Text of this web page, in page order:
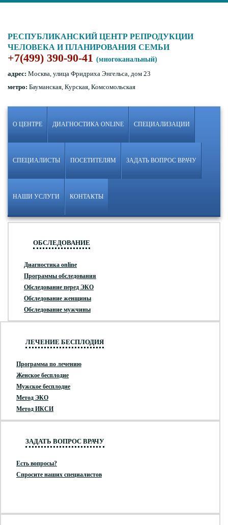
РЕСПУБЛИКАНСКИЙ ЦЕНТР РЕПРОДУКЦИИ
ЧЕЛОВЕКА И ПЛАНИРОВАНИЯ СЕМЬИ
+7(499) 390-90-41 (многоканальный)
адрес: Москва, улица Фридриха Энгельса, дом 23
метро: Бауманская, Курская, Комсомольская
О ЦЕНТРЕ ДИАГНОСТИКА ONLINE СПЕЦИАЛИЗАЦИИ
СПЕЦИАЛИСТЫ ПОСЕТИТЕЛЯМ ЗАДАТЬ ВОПРОС ВРАЧУ
НАШИ УСЛУГИ КОНТАКТЫ
ОБСЛЕДОВАНИЕ
Диагностика online
Программы обследования
Обследование перед ЭКО
Обследование женщины
Обследование мужчины
ЛЕЧЕНИЕ БЕСПЛОДИЯ
Программа по лечению
Женское бесплодие
Мужское бесплодие
Метод ЭКО
Метод ИКСИ
ЗАДАТЬ ВОПРОС ВРАЧУ
Есть вопросы?
Спросите наших специалистов